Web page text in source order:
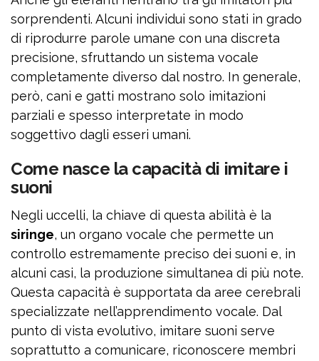
sorprendenti. Alcuni individui sono stati in grado
di riprodurre parole umane con una discreta
precisione, sfruttando un sistema vocale
completamente diverso dal nostro. In generale,
però, cani e gatti mostrano solo imitazioni
parziali e spesso interpretate in modo
soggettivo dagli esseri umani.
Come nasce la capacità di imitare i
suoni
Negli uccelli, la chiave di questa abilità è la
siringe, un organo vocale che permette un
controllo estremamente preciso dei suoni e, in
alcuni casi, la produzione simultanea di più note.
Questa capacità è supportata da aree cerebrali
specializzate nell’apprendimento vocale. Dal
punto di vista evolutivo, imitare suoni serve
soprattutto a comunicare, riconoscere membri